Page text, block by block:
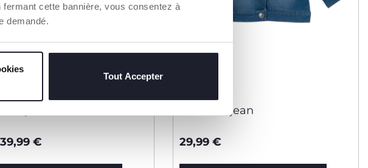
cette bannière, vous consentez à
demandé.
Tout Accepter
€
Veste en jean
29,99 €